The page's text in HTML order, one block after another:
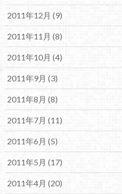
2011年12月 (9)
2011年11月 (8)
2011年10月 (4)
2011年9月 (3)
2011年8月 (8)
2011年7月 (11)
2011年6月 (5)
2011年5月 (17)
2011年4月 (20)